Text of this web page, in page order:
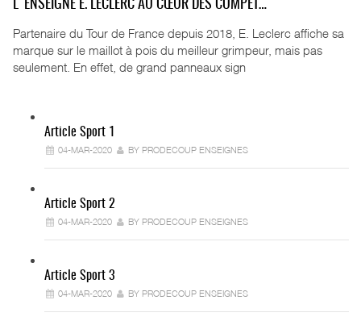
L'ENSEIGNE E. LECLERC AU CŒUR DES COMPÉT…
Partenaire du Tour de France depuis 2018, E. Leclerc affiche sa
marque sur le maillot à pois du meilleur grimpeur, mais pas
seulement. En effet, de grand panneaux sign
Article Sport 1
04-MAR-2020 BY PRODECOUP ENSEIGNES
Article Sport 2
04-MAR-2020 BY PRODECOUP ENSEIGNES
Article Sport 3
04-MAR-2020 BY PRODECOUP ENSEIGNES